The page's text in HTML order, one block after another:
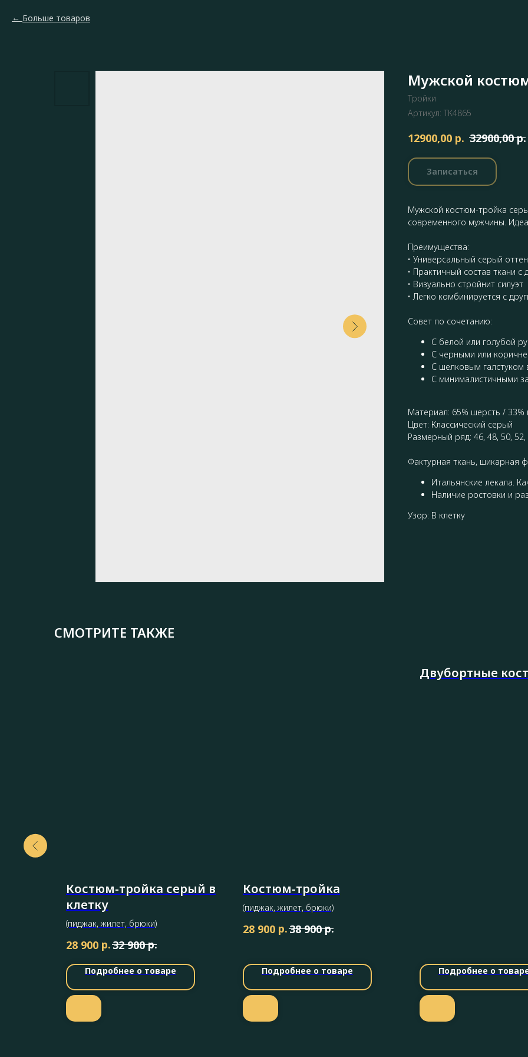
Больше товаров
Мужской
Тройки
Артикул: TK4865
12900,00 р. 32900,00 р.
Записаться
Мужской костюм-тройка
современного мужчины.
Преимущества:
• Универсальный серый
• Практичный состав ткани
• Визуально стройнит силуэт
• Легко комбинируется с
Совет по сочетанию:
С белой или голубой
С черными или
С шелковым галстуком
С минималистичными
Материал: 65% шерсть / 33%
Цвет: Классический серый
Размерный ряд: 46, 48, 50, 52,
Фактурная ткань, шикарная
Итальянские лекала.
Наличие ростовки и
Узор: В клетку
СМОТРИТЕ ТАКЖЕ
Костюм-тройка серый в
клетку
(пиджак, жилет, брюки)
28 900 р.32 900 р.
Подробнее о товаре
Костюм-тройка
(пиджак, жилет, брюки)
28 900 р.38 900 р.
Подробнее о товаре
Двубортные
Подробнее о